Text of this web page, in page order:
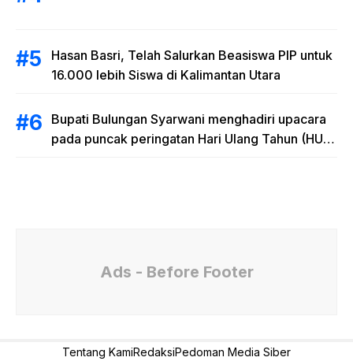
Hasan Basri, Telah Salurkan Beasiswa PIP untuk
16.000 lebih Siswa di Kalimantan Utara
Bupati Bulungan Syarwani menghadiri upacara
pada puncak peringatan Hari Ulang Tahun (HUT)
Ads - Before Footer
Tentang KamiRedaksiPedoman Media Siber